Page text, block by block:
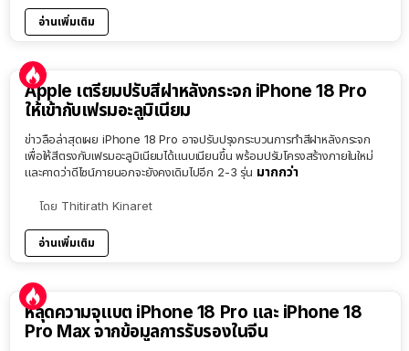
อ่านเพิ่มเติม
Apple เตรียมปรับสีฝาหลังกระจก iPhone 18 Pro
ให้เข้ากับเฟรมอะลูมิเนียม
ข่าวลือล่าสุดเผย iPhone 18 Pro อาจปรับปรุงกระบวนการทำสีฝาหลังกระจก
เพื่อให้สีตรงกับเฟรมอะลูมิเนียมได้แนบเนียนขึ้น พร้อมปรับโครงสร้างภายในใหม่
และคาดว่าดีไซน์ภายนอกจะยังคงเดิมไปอีก 2-3 รุ่น มากกว่า
โดย Thitirath Kinaret
อ่านเพิ่มเติม
หลุดความจุแบต iPhone 18 Pro และ iPhone 18
Pro Max จากข้อมูลการรับรองในจีน